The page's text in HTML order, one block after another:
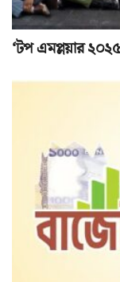
‘টপ এমপ্লয়ার